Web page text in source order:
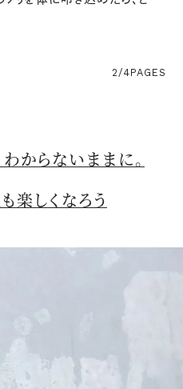
2/4PAGES
からないままに。
楽しくなろう